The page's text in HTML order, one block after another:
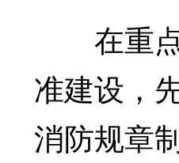
在重点
准建设，
消防规章